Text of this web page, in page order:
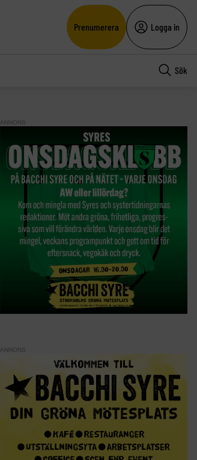
Prenumerera Logga in
Sök
ANNONS
ANNONS